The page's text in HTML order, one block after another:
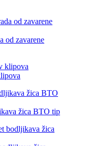
od zavarene
žica BTO tip